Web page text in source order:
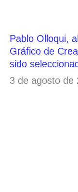
Pablo Olloqui,
Gráfico de
sido
3 de agosto de